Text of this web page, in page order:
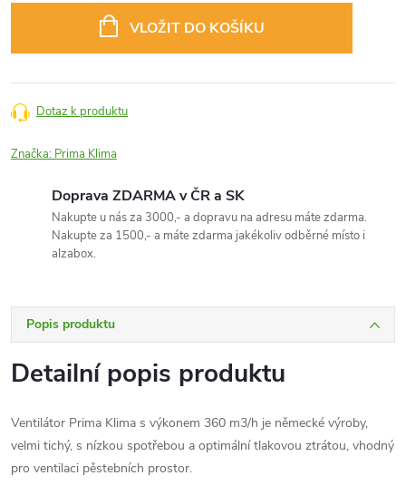
VLOŽIT DO KOŠÍKU
Dotaz k produktu
Značka: Prima Klima
Doprava ZDARMA v ČR a SK
Nakupte u nás za 3000,- a dopravu na adresu máte zdarma.
Nakupte za 1500,- a máte zdarma jakékoliv odběrné místo i
alzabox.
Popis produktu
Detailní popis produktu
Ventilátor Prima Klima s výkonem 360 m3/h je německé výroby,
velmi tichý, s nízkou spotřebou a optimální tlakovou ztrátou, vhodný
pro ventilaci pěstebních prostor.